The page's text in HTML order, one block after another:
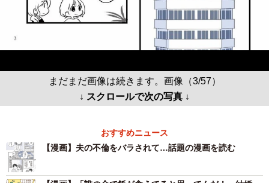
まだまだ画像は続きます。画像（3/57）
↓ スクロールで次の写真 ↓
おすすめニュース
【漫画】夫の不倫をバラされて…話題の漫画を読む